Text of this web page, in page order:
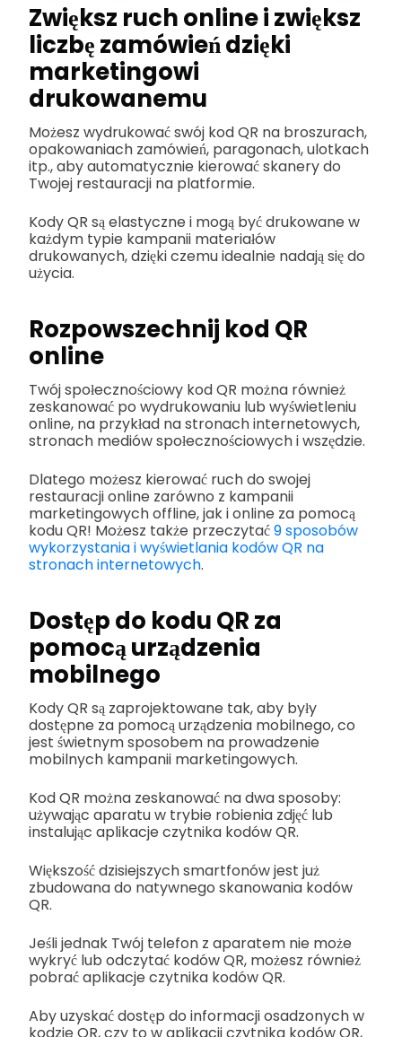
Zwiększ ruch online i zwiększ
liczbę zamówień dzięki
marketingowi
drukowanemu
Możesz wydrukować swój kod QR na broszurach,
opakowaniach zamówień, paragonach, ulotkach
itp., aby automatycznie kierować skanery do
Twojej restauracji na platformie.
Kody QR są elastyczne i mogą być drukowane w
każdym typie kampanii materiałów
drukowanych, dzięki czemu idealnie nadają się do
użycia.
Rozpowszechnij kod QR
online
Twój społecznościowy kod QR można również
zeskanować po wydrukowaniu lub wyświetleniu
online, na przykład na stronach internetowych,
stronach mediów społecznościowych i wszędzie.
Dlatego możesz kierować ruch do swojej
restauracji online zarówno z kampanii
marketingowych offline, jak i online za pomocą
kodu QR! Możesz także przeczytać9 sposobów
wykorzystania i wyświetlania kodów QR na
stronach internetowych.
Dostęp do kodu QR za
pomocą urządzenia
mobilnego
Kody QR są zaprojektowane tak, aby były
dostępne za pomocą urządzenia mobilnego, co
jest świetnym sposobem na prowadzenie
mobilnych kampanii marketingowych.
Kod QR można zeskanować na dwa sposoby:
używając aparatu w trybie robienia zdjęć lub
instalując aplikacje czytnika kodów QR.
Większość dzisiejszych smartfonów jest już
zbudowana do natywnego skanowania kodów
QR.
Jeśli jednak Twój telefon z aparatem nie może
wykryć lub odczytać kodów QR, możesz również
pobrać aplikacje czytnika kodów QR.
Aby uzyskać dostęp do informacji osadzonych w